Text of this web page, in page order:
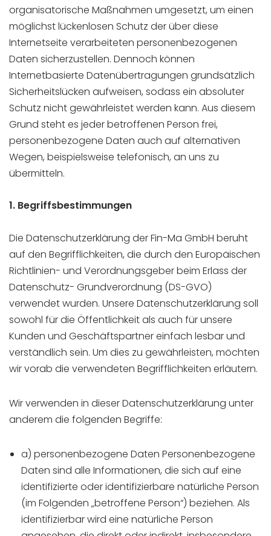
organisatorische Maßnahmen umgesetzt, um einen
möglichst lückenlosen Schutz der über diese
Internetseite verarbeiteten personenbezogenen
Daten sicherzustellen. Dennoch können
Internetbasierte Datenübertragungen grundsätzlich
Sicherheitslücken aufweisen, sodass ein absoluter
Schutz nicht gewährleistet werden kann. Aus diesem
Grund steht es jeder betroffenen Person frei,
personenbezogene Daten auch auf alternativen
Wegen, beispielsweise telefonisch, an uns zu
übermitteln.
1. Begriffsbestimmungen
Die Datenschutzerklärung der Fin-Ma GmbH beruht
auf den Begrifflichkeiten, die durch den Europäischen
Richtlinien- und Verordnungsgeber beim Erlass der
Datenschutz- Grundverordnung (DS-GVO)
verwendet wurden. Unsere Datenschutzerklärung soll
sowohl für die Öffentlichkeit als auch für unsere
Kunden und Geschäftspartner einfach lesbar und
verständlich sein. Um dies zu gewährleisten, möchten
wir vorab die verwendeten Begrifflichkeiten erläutern.
Wir verwenden in dieser Datenschutzerklärung unter
anderem die folgenden Begriffe:
a) personenbezogene Daten Personenbezogene
Daten sind alle Informationen, die sich auf eine
identifizierte oder identifizierbare natürliche Person
(im Folgenden „betroffene Person“) beziehen. Als
identifizierbar wird eine natürliche Person